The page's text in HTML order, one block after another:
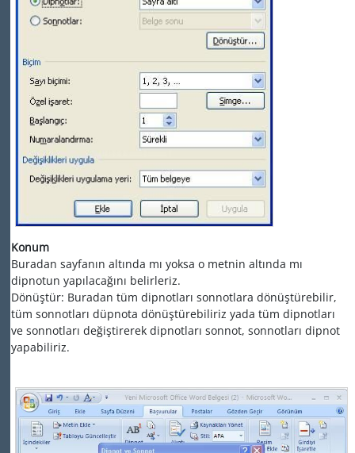
Konum
Buradan sayfanın altında mı yoksa o metnin altında mı
dipnotun yapılacağını belirleriz.
Dönüştür: Buradan tüm dipnotları sonnotlara dönüştürebilir,
tüm sonnotları düpnota dönüştürebiliriz yada tüm dipnotları
ve sonnotları değiştirerek dipnotları sonnot, sonnotları dipnot
yapabiliriz.